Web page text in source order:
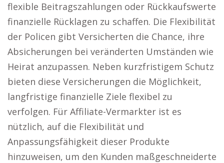
flexible Beitragszahlungen oder Rückkaufswerte
finanzielle Rücklagen zu schaffen. Die Flexibilität
der Policen gibt Versicherten die Chance, ihre
Absicherungen bei veränderten Umständen wie
Heirat anzupassen. Neben kurzfristigem Schutz
bieten diese Versicherungen die Möglichkeit,
langfristige finanzielle Ziele flexibel zu
verfolgen. Für Affiliate-Vermarkter ist es
nützlich, auf die Flexibilität und
Anpassungsfähigkeit dieser Produkte
hinzuweisen, um den Kunden maßgeschneiderte